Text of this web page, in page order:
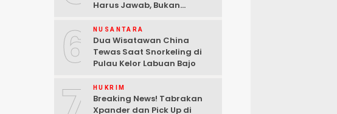
Harus Jawab, Bukan
6 NUSANTARA
Dua Wisatawan China
Tewas Saat Snorkeling di
Pulau Kelor Labuan Bajo
HUKRIM
Breaking News! Tabrakan
Xpander dan Pick Up di